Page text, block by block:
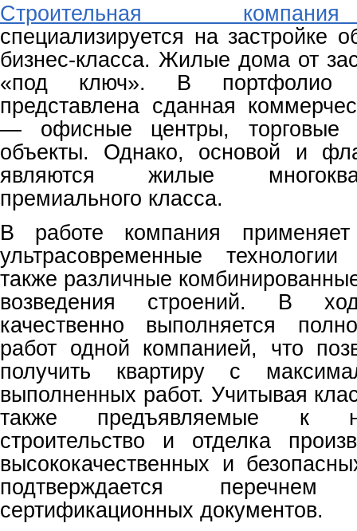
Строительная
специализируется на застройке
бизнес-класса. Жилые дома от
«под ключ». В портфолио
представлена сданная
— офисные центры, торговые
объекты. Однако, основой и
являются жилые
премиального класса.
В работе компания
ультрасовременные
также различные
возведения строений. В
качественно выполняется
работ одной компанией, что
получить квартиру с
выполненных работ. Учитывая
также предъявляемые к
строительство и отделка
высококачественных и
подтверждается перечнем
сертификационных документов.